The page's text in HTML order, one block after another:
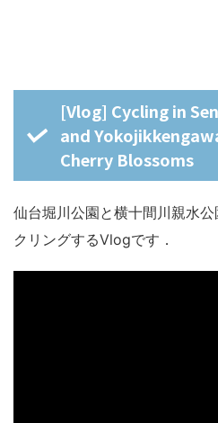
[Vlog] Cycling in
and
Cherry Blossoms
仙台堀川公園と横十間川親水
クリングするVlogです．